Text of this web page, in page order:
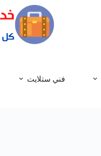
فني ستلايت